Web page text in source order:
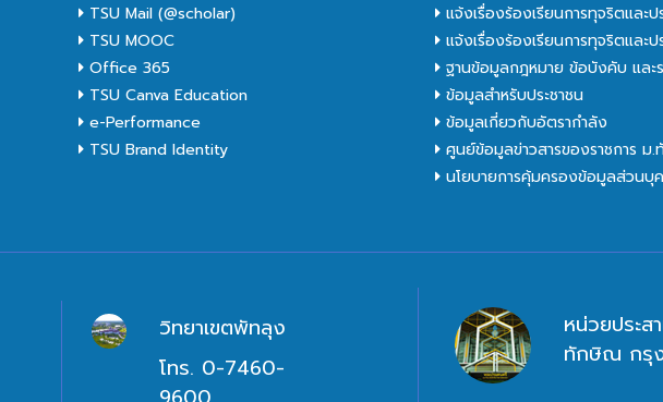
TSU Mail (@scholar)
TSU MOOC
Office 365
TSU Canva Education
e-Performance
TSU Brand Identity
แจ้งเรื่องร้องเรียนการทุจริตและ
แจ้งเรื่องร้องเรียนการทุจริตและ
ฐานข้อมูลกฎหมาย ข้อบังคับ และร
ข้อมูลสำหรับประชาชน
ข้อมูลเกี่ยวกับอัตรากำลัง
ศูนย์ข้อมูลข่าวสารของราชการ
นโยบายการคุ้มครองข้อมูลส่วนบุ
วิทยาเขตพัทลุง
โทร. 0-7460-
หน่วยประส
ทักษิณ กรุ